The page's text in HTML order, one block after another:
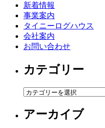
新着情報
事業案内
タイニーログハウス
会社案内
お問い合わせ
カテゴリー
カ
ゴ
アーカイブ